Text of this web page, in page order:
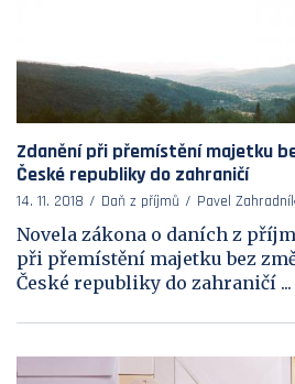
Zdanění při přemístění majetku
České republiky do zahraničí
14. 11. 2018 Daň z příjmů Pavel
Novela zákona o daních z
při přemístění majetku bez
České republiky do zahraničí ...